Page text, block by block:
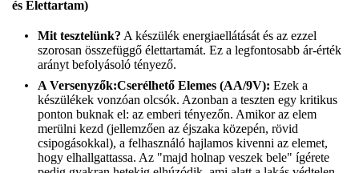
és Élettartam)
Mit tesztelünk? A készülék energiaellátását és az ezzel
szorosan összefüggő élettartamát. Ez a legfontosabb ár-érték
arányt befolyásoló tényező.
A Versenyzők:Cserélhető Elemes (AA/9V): Ezek a
készülékek vonzóan olcsók. Azonban a teszten egy kritikus
ponton buknak el: az emberi tényezőn. Amikor az elem
merülni kezd (jellemzően az éjszaka közepén, rövid
csipogásokkal), a felhasználó hajlamos kivenni az elemet,
hogy elhallgattassa. Az "majd holnap veszek bele" ígérete